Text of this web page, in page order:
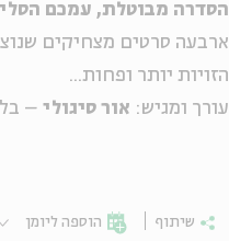
הסדרה מבוטלת, עמכם
ארבעה סרטים מצחיקים
הזויות יותר ופחות...
עורך ומגיש: אור סיגולי –
שיתוף הוספה ליומן